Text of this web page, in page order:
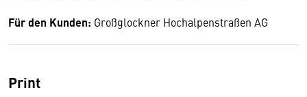
Für den Kunden: Großglockner Hochalpenstraßen AG
Print